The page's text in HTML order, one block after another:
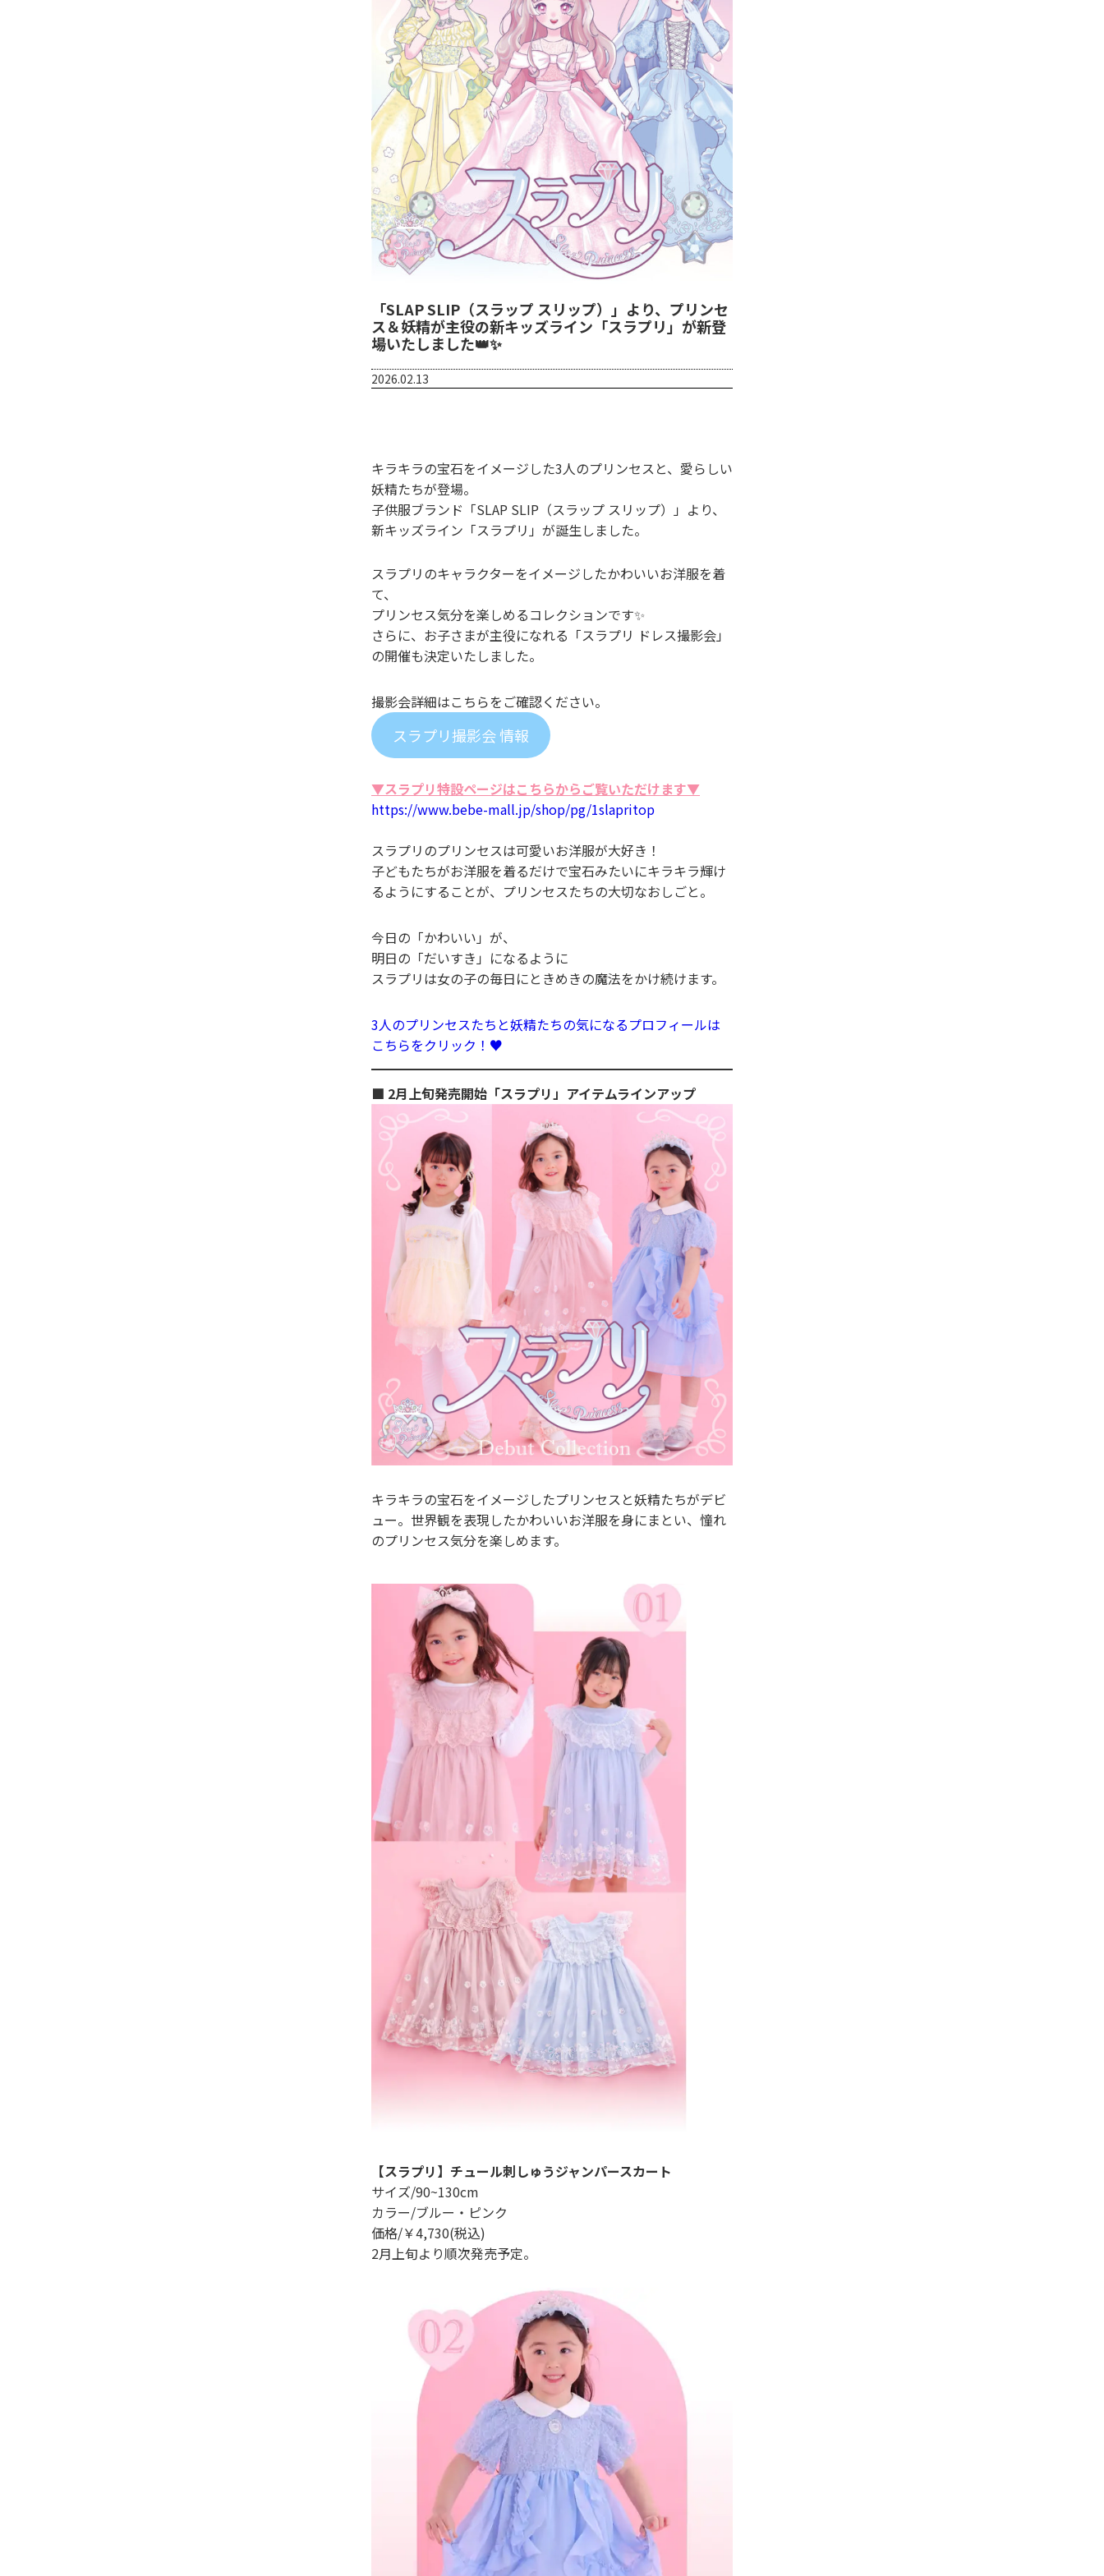
「SLAP SLIP（スラップ スリップ）」より、プリンセ
ス＆妖精が主役の新キッズライン「スラプリ」が新登
場いたしました👑✨
2026.02.13
キラキラの宝石をイメージした3人のプリンセスと、愛らしい
妖精たちが登場。
子供服ブランド「SLAP SLIP（スラップ スリップ）」より、
新キッズライン「スラプリ」が誕生しました。
スラプリのキャラクターをイメージしたかわいいお洋服を着
て、
プリンセス気分を楽しめるコレクションです✨
さらに、お子さまが主役になれる「スラプリ ドレス撮影会」
の開催も決定いたしました。
撮影会詳細はこちらをご確認ください。
スラプリ撮影会 情報
▼スラプリ特設ページはこちらからご覧いただけます▼
https://www.bebe-mall.jp/shop/pg/1slapritop
スラプリのプリンセスは可愛いお洋服が大好き！
子どもたちがお洋服を着るだけで宝石みたいにキラキラ輝け
るようにすることが、プリンセスたちの大切なおしごと。
今日の「かわいい」が、
明日の「だいすき」になるように
スラプリは女の子の毎日にときめきの魔法をかけ続けます。
3人のプリンセスたちと妖精たちの気になるプロフィールは
こちらをクリック！♥️
■ 2月上旬発売開始「スラプリ」アイテムラインアップ
キラキラの宝石をイメージしたプリンセスと妖精たちがデビ
ュー。世界観を表現したかわいいお洋服を身にまとい、憧れ
のプリンセス気分を楽しめます。
【スラプリ】チュール刺しゅうジャンパースカート
サイズ/90~130cm
カラー/ブルー・ピンク
価格/￥4,730(税込)
2月上旬より順次発売予定。